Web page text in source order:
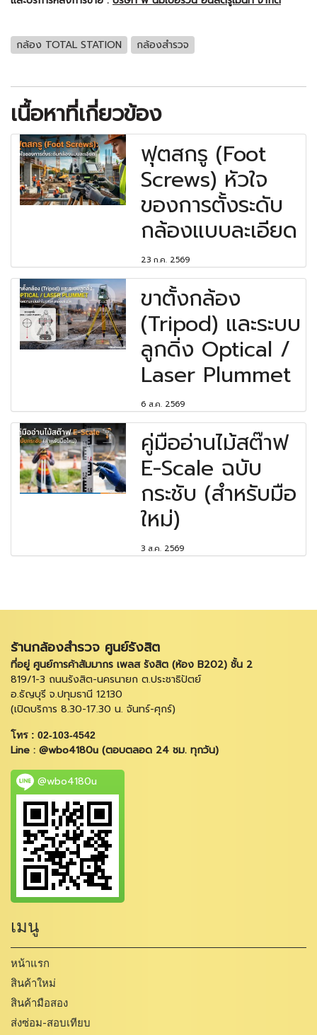
กล้อง TOTAL STATION กล้องสำรวจ
เนื้อหาที่เกี่ยวข้อง
ฟุตสกรู (Foot
Screws) หัวใจ
ของการตั้งระดับ
กล้องแบบละเอียด
23 ก.ค. 2569
ขาตั้งกล้อง
(Tripod) และระบบ
ลูกดิ่ง Optical /
Laser Plummet
6 ส.ค. 2569
คู่มืออ่านไม้สต๊าฟ
E-Scale ฉบับ
กระชับ (สำหรับมือ
ใหม่)
3 ส.ค. 2569
ร้านกล้องสำรวจ ศูนย์รังสิต
ที่อยู่ ศูนย์การค้าสัมมากร เพลส รังสิต (ห้อง B202) ชั้น 2
819/1-3 ถนนรังสิต-นครนายก ต.ประชาธิปัตย์
อ.ธัญบุรี จ.ปทุมธานี 12130
(เปิดบริการ 8.30-17.30 น. จันทร์-ศุกร์)
โทร : 02-103-4542
Line : @wbo4180u (ตอบตลอด 24 ชม. ทุกวัน)
@wbo4180u
เมนู
หน้าแรก
สินค้าใหม่
สินค้ามือสอง
ส่งซ่อม-สอบเทียบ